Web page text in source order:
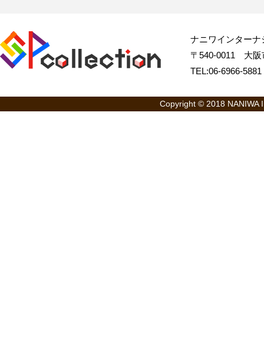
ナニワインター
〒540-0011 大阪
TEL:06-6966-
Copyright © 2018 NANIWA